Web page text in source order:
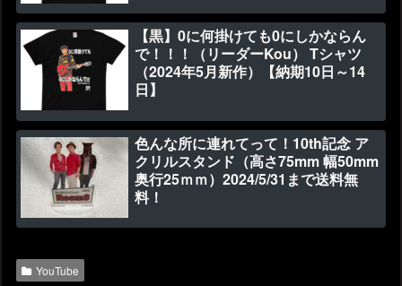
【黒】0に何掛けても0にしかならん
で！！！（リーダーKou） Tシャツ
（2024年5月新作）【納期10日～14
日】
色んな所に連れてって！10th記念 ア
クリルスタンド（高さ75mm 幅50mm
奥行25ｍｍ）2024/5/31まで送料無
料！
YouTube